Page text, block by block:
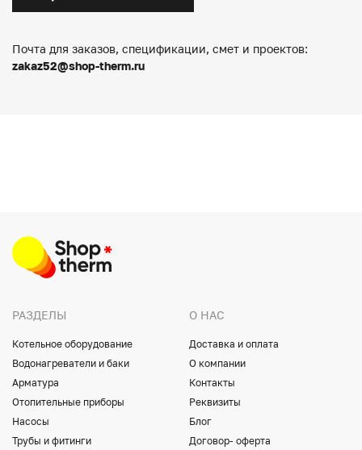
Почта для заказов, спецификации, смет и проектов:
zakaz52@shop-therm.ru
РАЗДЕЛЫ
Котельное оборудование
Водонагреватели и баки
Арматура
Отопительные приборы
Насосы
Трубы и фитинги
О НАС
Доставка и оплата
О компании
Контакты
Реквизиты
Блог
Договор- оферта